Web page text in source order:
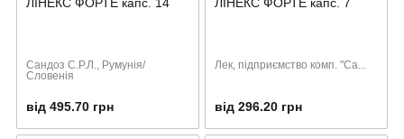
Сандоз С.Р.Л., Румунія/
Словенія
від 495.70 грн
Лек, підприємство комп. "Са...
від 296.20 грн